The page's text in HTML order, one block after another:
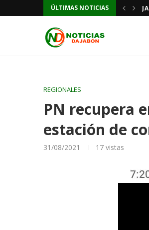
ÚLTIMAS NOTICIAS
REGIONALES
PN recupera
estación de
31/08/2021 17 vistas